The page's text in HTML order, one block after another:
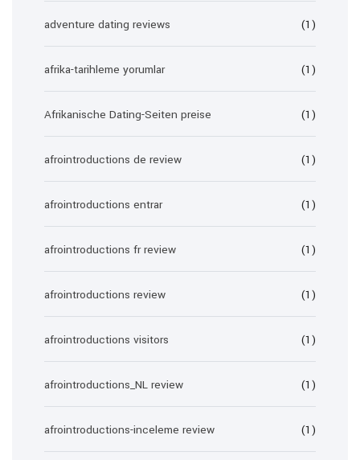
adventure dating reviews (1)
afrika-tarihleme yorumlar (1)
Afrikanische Dating-Seiten preise (1)
afrointroductions de review (1)
afrointroductions entrar (1)
afrointroductions fr review (1)
afrointroductions review (1)
afrointroductions visitors (1)
afrointroductions_NL review (1)
afrointroductions-inceleme review (1)